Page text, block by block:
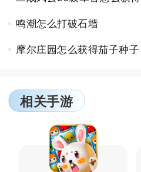
鸣潮怎么打破石墙
摩尔庄园怎么获得茄子种子
相关手游